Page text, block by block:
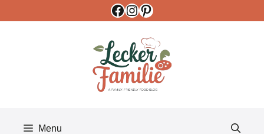
Facebook
Instagram
Pinterest
Menu